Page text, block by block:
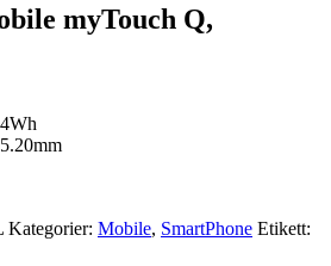
myTouch Q,
Kategorier: Mobile, SmartPhone Etikett: